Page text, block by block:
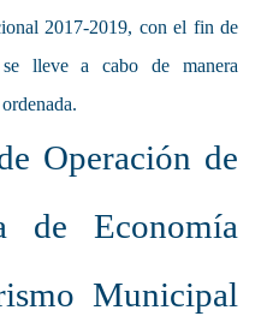
2017-2019, con el fin de
lleve a cabo de manera
Operación de
de Economía
Municipal